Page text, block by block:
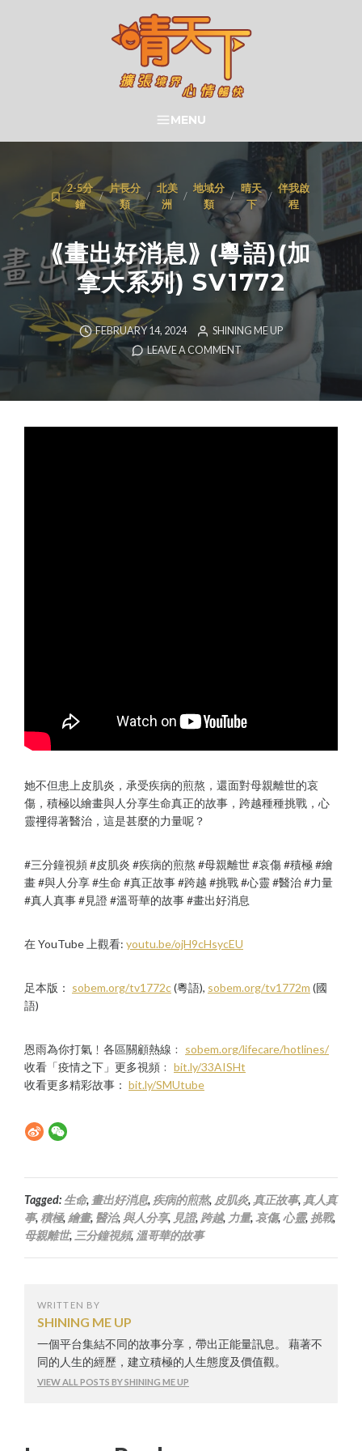
晴天下 SHININGMEUP
SEARCH
MENU
2-5分
鐘
/
片長分
類
/
北美
洲
/
地域分
類
/
晴天
下
/
伴我啟
程
⟪畫出好消息⟫ (粵語)(加
拿大系列) SV1772
FEBRUARY 14, 2024
SHINING ME UP
LEAVE A COMMENT
她不但患上皮肌炎，承受疾病的煎熬，還面對母親離世的哀
傷，積極以繪畫與人分享生命真正的故事，跨越種種挑戰，心
靈𥚃得著醫治，這是甚麼的力量呢？
#三分鐘視頻 #皮肌炎 #疾病的煎熬 #母親離世 #哀傷 #積極 #繪
畫 #與人分享 #生命 #真正故事 #跨越 #挑戰 #心靈 #醫治 #力量
#真人真事 #見證 #溫哥華的故事 #畫出好消息
在 YouTube 上觀看: youtu.be/ojH9cHsycEU
足本版： sobem.org/tv1772c(粵語), sobem.org/tv1772m (國
語)
恩雨為你打氣﹗各區關顧熱線﹕ sobem.org/lifecare/hotlines/
收看「疫情之下」更多視頻﹕ bit.ly/33AISHt
收看更多精彩故事： bit.ly/SMUtube
Tagged: 生命, 畫出好消息, 疾病的煎熬, 皮肌炎,真正故事,真人真
事,積極, 繪畫, 醫治, 與人分享, 見證, 跨越, 力量,哀傷,心靈, 挑戰,
母親離世, 三分鐘視頻, 溫哥華的故事
WRITTEN BY
SHINING ME UP
一個平台集結不同的故事分享，帶出正能量訊息。 藉著不
同的人生的經歷，建立積極的人生態度及價值觀。
VIEW ALL POSTS BY SHINING ME UP